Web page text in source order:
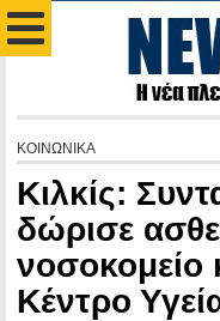
ΚΟΙΝΩΝΙΚΑ
Κιλκίς:
δώρισε
νοσοκομείο
Κέντρο